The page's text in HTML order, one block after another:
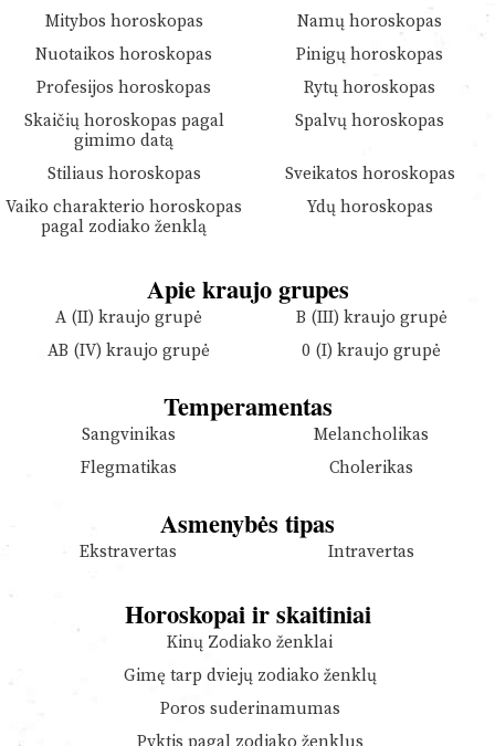
Mitybos horoskopas
Namų horoskopas
Nuotaikos horoskopas
Pinigų horoskopas
Profesijos horoskopas
Rytų horoskopas
Skaičių horoskopas pagal
gimimo datą
Spalvų horoskopas
Stiliaus horoskopas
Sveikatos horoskopas
Vaiko charakterio horoskopas
pagal zodiako ženklą
Ydų horoskopas
Apie kraujo grupes
A (II) kraujo grupė
B (III) kraujo grupė
AB (IV) kraujo grupė
0 (I) kraujo grupė
Temperamentas
Sangvinikas
Melancholikas
Flegmatikas
Cholerikas
Asmenybės tipas
Ekstravertas Intravertas
Horoskopai ir skaitiniai
Kinų Zodiako ženklai
Gimę tarp dviejų zodiako ženklų
Poros suderinamumas